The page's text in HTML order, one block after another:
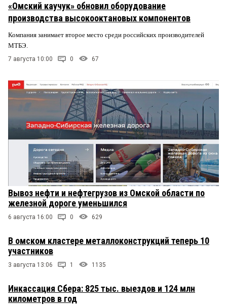
«Омский каучук» обновил оборудование
производства высокооктановых компонентов
Компания занимает второе место среди российских производителей
МТБЭ.
7 августа 10:00 0 67
Вывоз нефти и нефтегрузов из Омской области по
железной дороге уменьшился
6 августа 16:00 0 629
В омском кластере металлоконструкций теперь 10
участников
3 августа 13:06 1 1135
Инкассация Сбера: 825 тыс. выездов и 124 млн
километров в год